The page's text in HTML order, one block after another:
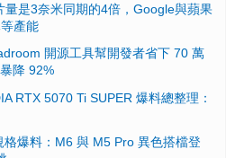
量是3奈米同期的4倍，Google與蘋果
產能
開源工具幫開發者省下 70 萬
降 92%
RTX 5070 Ti SUPER 爆料總整理：
爆料：M6 與 M5 Pro 異色搭檔登